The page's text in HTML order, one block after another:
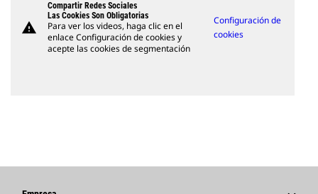
warning
Compartir Redes Sociales
Las Cookies Son Obligatorias
Para ver los videos, haga clic en el
enlace Configuración de cookies y
acepte las cookies de segmentación
Configuración de
cookies